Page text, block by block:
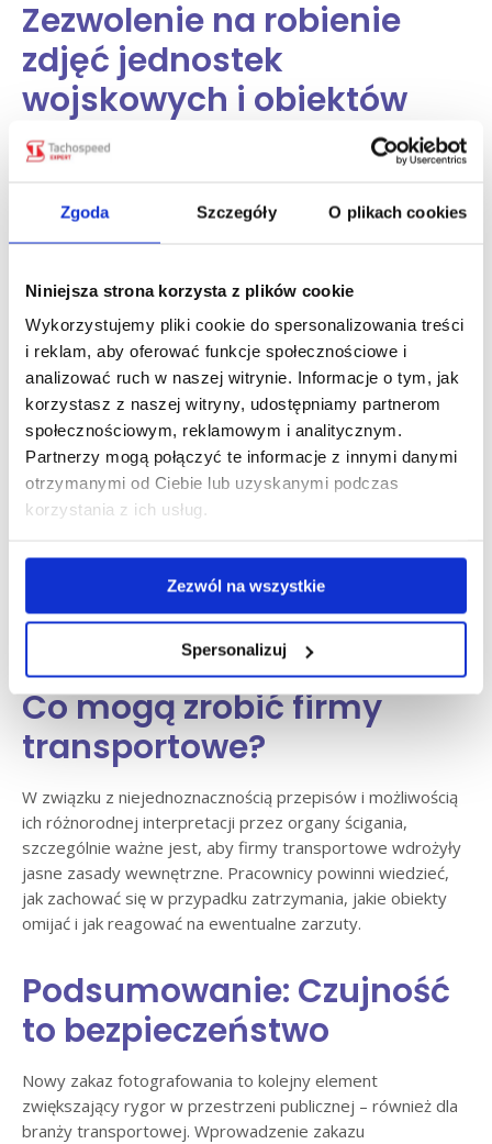
Zgoda Szczegóły O plikach cookies
Niniejsza strona korzysta z plików cookie
Wykorzystujemy pliki cookie do spersonalizowania treści
i reklam, aby oferować funkcje społecznościowe i
analizować ruch w naszej witrynie. Informacje o tym, jak
korzystasz z naszej witryny, udostępniamy partnerom
społecznościowym, reklamowym i analitycznym.
Partnerzy mogą połączyć te informacje z innymi danymi
otrzymanymi od Ciebie lub uzyskanymi podczas
korzystania z ich usług.
Zezwól na wszystkie
Spersonalizuj
Zezwolenie na robienie
zdjęć jednostek
wojskowych i obiektów
oznaczonych znakiem
zakazu fotografowania –
jak je uzyskać?
możliwe tylko po uzyskaniu specjalnego zezwolenia. Może
o nie wystąpić osoba fizyczna lub firma, składając wniosek
do odpowiedniego organu ochrony danego obiektu.
Wniosek powinien zawierać m.in.:
dane osobowe lub firmowe,
cel wykonania zdjęć,
dokładny adres obiektu,
termin planowanych działań.
Wniosek można złożyć elektronicznie lub papierowo,
a decyzja powinna zostać wydana w ciągu 14 dni.
Formularze i szczegóły procedury zostały opisane
w rozporządzeniu Ministra Obrony Narodowej.
Co mogą zrobić firmy
transportowe?
W związku z niejednoznacznością przepisów i możliwością
ich różnorodnej interpretacji przez organy ścigania,
szczególnie ważne jest, aby firmy transportowe wdrożyły
jasne zasady wewnętrzne. Pracownicy powinni wiedzieć,
jak zachować się w przypadku zatrzymania, jakie obiekty
omijać i jak reagować na ewentualne zarzuty.
Podsumowanie: Czujność
to bezpieczeństwo
Nowy zakaz fotografowania to kolejny element
zwiększający rygor w przestrzeni publicznej – również dla
branży transportowej. Wprowadzenie zakazu